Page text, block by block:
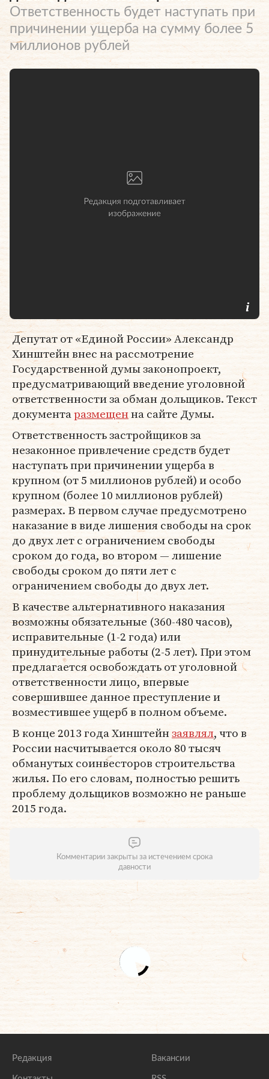
Ответственность будет наступать при
причинении ущерба на сумму более 5
миллионов рублей
Депутат от «Единой России» Александр
Хинштейн внес на рассмотрение
Государственной думы законопроект,
предусматривающий введение уголовной
ответственности за обман дольщиков. Текст
документаразмещенна сайте Думы.
Ответственность застройщиков за
незаконное привлечение средств будет
наступать при причинении ущерба в
крупном (от 5 миллионов рублей) и особо
крупном (более 10 миллионов рублей)
размерах. В первом случае предусмотрено
наказание в виде лишения свободы на срок
до двух лет с ограничением свободы
сроком до года, во втором — лишение
свободы сроком до пяти лет с
ограничением свободы до двух лет.
В качестве альтернативного наказания
возможны обязательные (360-480 часов),
исправительные (1-2 года) или
принудительные работы (2-5 лет). При этом
предлагается освобождать от уголовной
ответственности лицо, впервые
совершившее данное преступление и
возместившее ущерб в полном объеме.
В конце 2013 года Хинштейнзаявлял, что в
России насчитывается около 80 тысяч
обманутых соинвесторов строительства
жилья. По его словам, полностью решить
проблему дольщиков возможно не раньше
2015 года.
Комментарии закрыты за истечением срока
давности
Редакция Вакансии